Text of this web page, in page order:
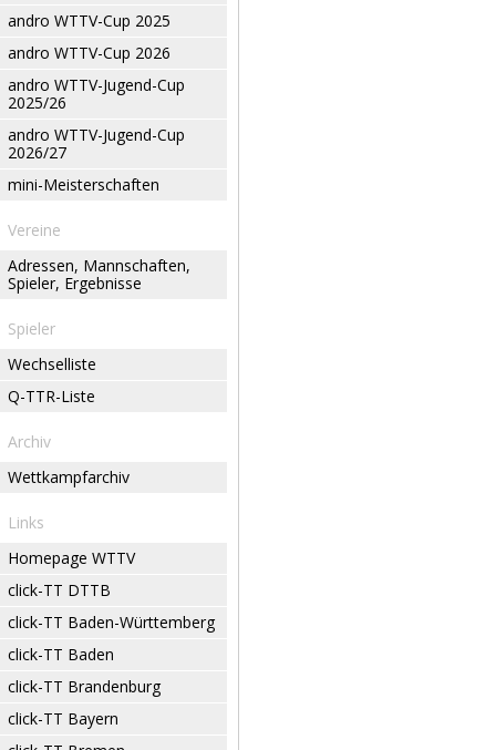
andro WTTV-Cup 2025
andro WTTV-Cup 2026
andro WTTV-Jugend-Cup
2025/26
andro WTTV-Jugend-Cup
2026/27
mini-Meisterschaften
Vereine
Adressen, Mannschaften,
Spieler, Ergebnisse
Spieler
Wechselliste
Q-TTR-Liste
Archiv
Wettkampfarchiv
Links
Homepage WTTV
click-TT DTTB
click-TT Baden-Württemberg
click-TT Baden
click-TT Brandenburg
click-TT Bayern